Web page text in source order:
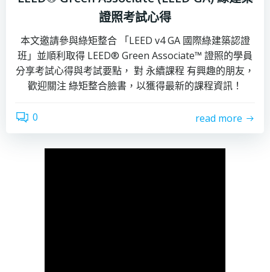
證照考試心得
本文邀請參與綠矩整合 「LEED v4 GA 國際綠建築認證
班」並順利取得 LEED® Green Associate™ 證照的學員
分享考試心得與考試要點， 對 永續課程 有興趣的朋友，
歡迎關注 綠矩整合臉書，以獲得最新的課程資訊！
0 read more